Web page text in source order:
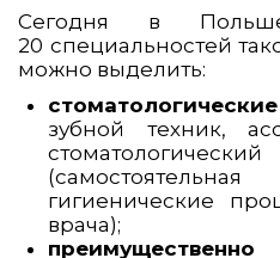
Сегодня в
20 специальностей
можно выделить:
стоматологические
зубной техник,
гигиенические
врача);